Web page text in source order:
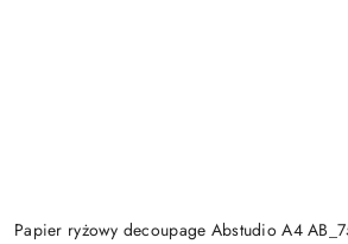
Papier ryżowy decoupage Abstudio A4